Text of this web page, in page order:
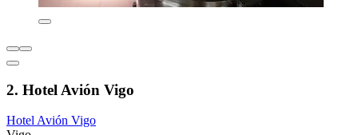
2. Hotel Avión Vigo
Hotel Avión Vigo